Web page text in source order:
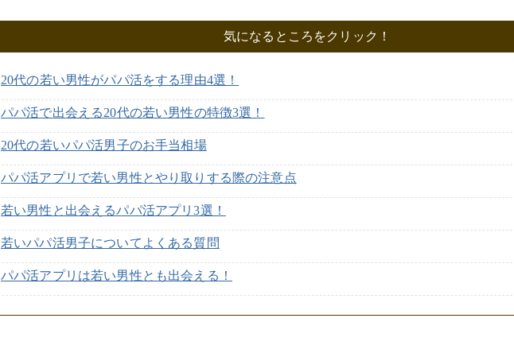
気になるところをクリック！
20代の若い男性がパパ活をする理由4選！
パパ活で出会える20代の若い男性の特徴3選！
20代の若いパパ活男子のお手当相場
パパ活アプリで若い男性とやり取りする際の注意点
若い男性と出会えるパパ活アプリ3選！
若いパパ活男子についてよくある質問
パパ活アプリは若い男性とも出会える！